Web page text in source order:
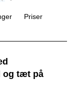
Priser
og tæt på